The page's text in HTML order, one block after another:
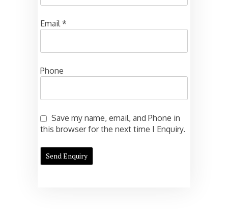
Email*
Phone
Save my name, email, and Phone in
this browser for the next time I Enquiry.